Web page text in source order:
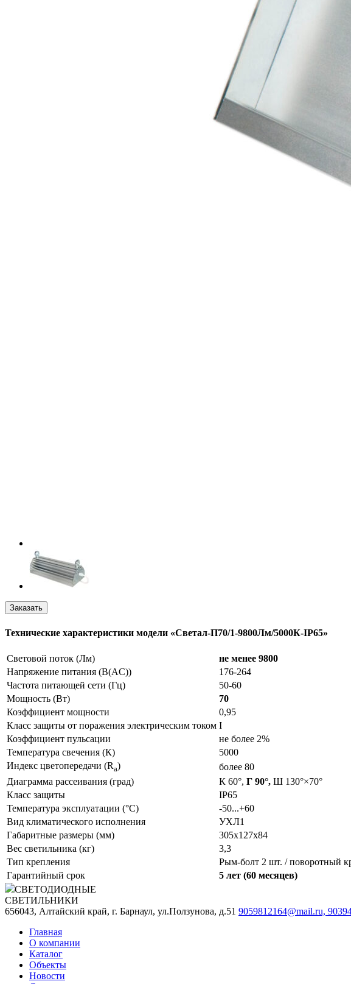
Технические характеристики модели «Светал-П70/1-9800Лм/5000К-IP65»
Световой поток (Лм)
не менее 9800
Напряжение питания (В(AC))
176-264
Частота питающей сети (Гц)
50-60
Мощность (Вт)
70
Коэффициент мощности
0,95
Класс защиты от поражения электрическим током I
Коэффициент пульсации
не более 2%
Температура свечения (К)
5000
Индекс цветопередачи (Ra)
более 80
Диаграмма рассеивания (град)
К 60°, Г 90°, Ш 130°×70°
Класс защиты
IP65
Температура эксплуатации (°С)
-50...+60
Вид климатического исполнения
УХЛ1
Габаритные размеры (мм)
305х127х84
Вес светильника (кг)
3,3
Тип крепления
Рым-болт 2 шт. / поворотный
Гарантийный срок
5 лет (60 месяцев)
СВЕТОДИОДНЫЕ
СВЕТИЛЬНИКИ
656043, Алтайский край, г. Барнаул, ул.Ползунова, д.51 9059812164@mail.ru,
Главная
О компании
Каталог
Объекты
Новости